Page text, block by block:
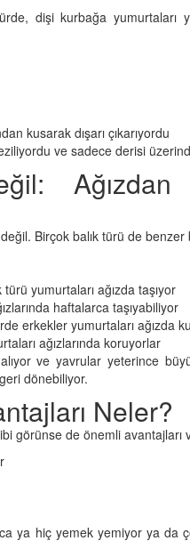
dişi kurbağa yumurtaları
kusarak dışarı çıkarıyordu
ve sadece derisi
Ağızdan
Birçok balık türü de
yumurtaları ağızda taşıyor
haftalarca taşıyabiliyor
erkekler yumurtaları ağızda
ağızlarında koruyorlar
ve yavrular yeterince
dönebiliyor.
Neler?
görünse de önemli avantajları
hiç yemek yemiyor ya da